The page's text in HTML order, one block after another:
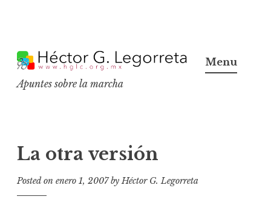
k
p
c
o
n
t
Apuntes sobre la marcha
Menu
La otra versión
Posted on enero 1, 2007byHéctor G. Legorreta